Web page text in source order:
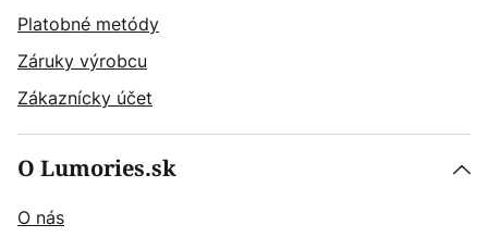
Platobné metódy
Záruky výrobcu
Zákaznícky účet
O Lumories.sk
O nás